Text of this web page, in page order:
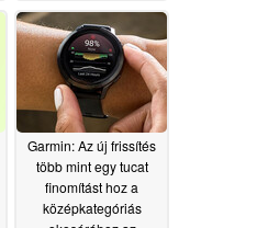
05/12/2026
Garmin: Az új frissítés
több mint egy tucat
finomítást hoz a
középkategóriás